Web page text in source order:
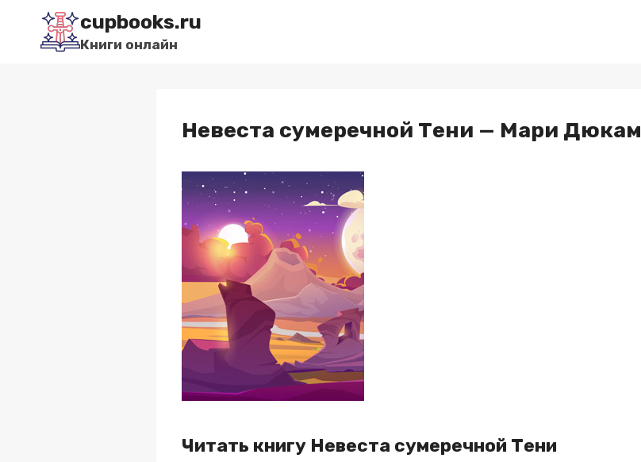
Перейти
содержимому
cupbooks.ru
Книги онлайн
Невеста сумеречной Тени — Мари Дюкам
Читать книгу Невеста сумеречной Тени